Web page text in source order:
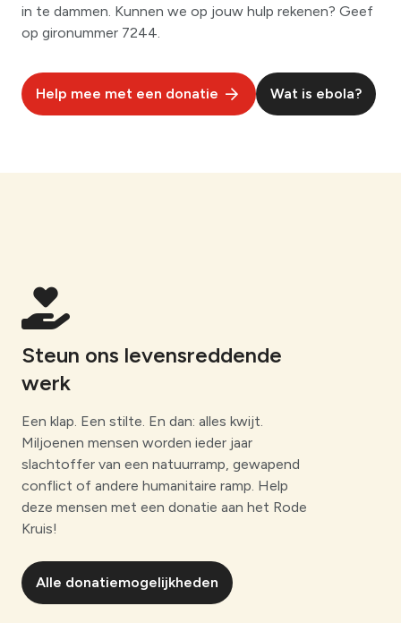
in te dammen. Kunnen we op jouw hulp rekenen? Geef
op gironummer 7244.
Help mee met een donatie Wat is ebola?
Steun ons levensreddende
werk
Een klap. Een stilte. En dan: alles kwijt.
Miljoenen mensen worden ieder jaar
slachtoffer van een natuurramp, gewapend
conflict of andere humanitaire ramp. Help
deze mensen met een donatie aan het Rode
Kruis!
Alle donatiemogelijkheden